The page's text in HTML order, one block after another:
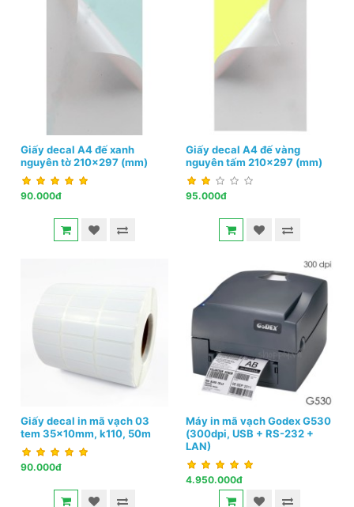
Giấy decal A4 đế xanh
nguyên tờ 210x297 (mm)
90.000đ
Giấy decal A4 đế vàng
nguyên tấm 210x297 (mm)
95.000đ
Giấy decal in mã vạch 03
tem 35x10mm, k110, 50m
90.000đ
Máy in mã vạch Godex G530
(300dpi, USB + RS-232 +
LAN)
4.950.000đ